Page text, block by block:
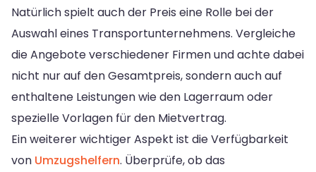
Natürlich spielt auch der Preis eine Rolle bei der
Auswahl eines Transportunternehmens. Vergleiche
die Angebote verschiedener Firmen und achte dabei
nicht nur auf den Gesamtpreis, sondern auch auf
enthaltene Leistungen wie den Lagerraum oder
spezielle Vorlagen für den Mietvertrag.
Ein weiterer wichtiger Aspekt ist die Verfügbarkeit
von Umzugshelfern. Überprüfe, ob das